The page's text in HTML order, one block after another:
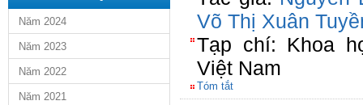
Năm 2024
Năm 2023
Năm 2022
Năm 2021
Võ Thị Xuân
Tạp chí: Khoa
Việt Nam
Tóm tắt